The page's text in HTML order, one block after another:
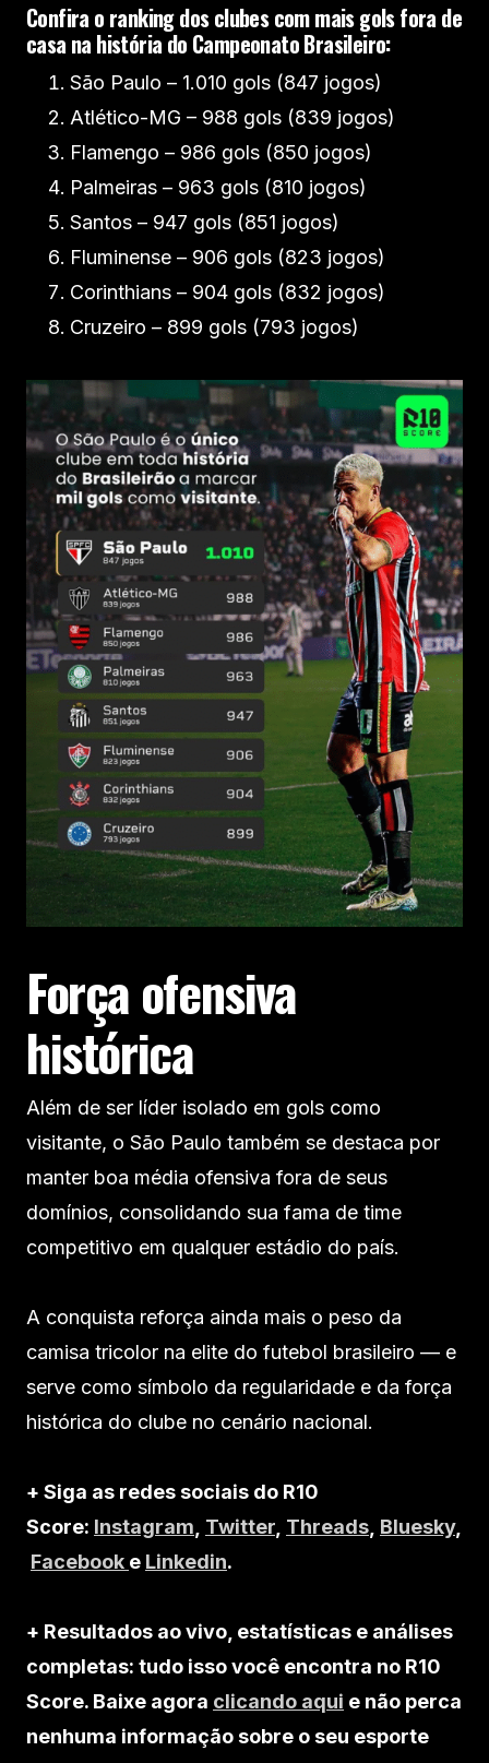
Confira o ranking dos clubes com mais gols fora de
casa na história do Campeonato Brasileiro:
São Paulo – 1.010 gols (847 jogos)
Atlético-MG – 988 gols (839 jogos)
Flamengo – 986 gols (850 jogos)
Palmeiras – 963 gols (810 jogos)
Santos – 947 gols (851 jogos)
Fluminense – 906 gols (823 jogos)
Corinthians – 904 gols (832 jogos)
Cruzeiro – 899 gols (793 jogos)
Força ofensiva
histórica
Além de ser líder isolado em gols como
visitante, o São Paulo também se destaca por
manter boa média ofensiva fora de seus
domínios, consolidando sua fama de time
competitivo em qualquer estádio do país.
A conquista reforça ainda mais o peso da
camisa tricolor na elite do futebol brasileiro — e
serve como símbolo da regularidade e da força
histórica do clube no cenário nacional.
+ Siga as redes sociais do R10
Score: Instagram Twitter Threads Bluesky,
Facebook e Linkedin.
+ Resultados ao vivo, estatísticas e análises
completas: tudo isso você encontra no R10
Score. Baixe agora clicando aqui e não perca
nenhuma informação sobre o seu esporte